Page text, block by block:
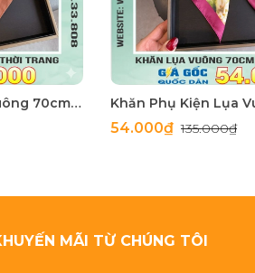
Khăn Phụ Kiện Lụa Vuông 70cm - Thế Giới Khăn Đẹp C1062_4
54.000₫135.000₫
MÃI TỪ CHÚNG TÔI